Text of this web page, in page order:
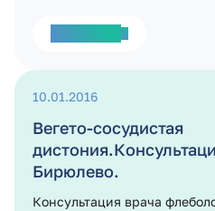
10.01.2016
Вегето-сосудистая
Бирюлево.
Консультация врача